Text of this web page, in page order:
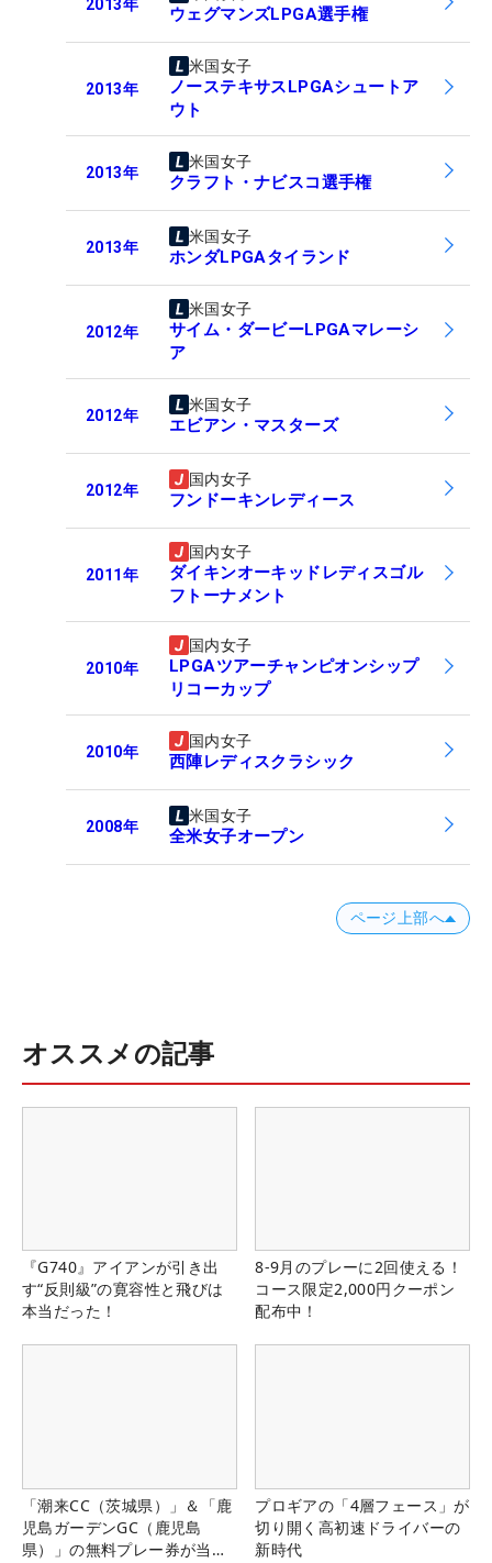
2013年 ウェグマンズLPGA選手権
2013年
米国女子
ノーステキサスLPGAシュートア
ウト
2013年
米国女子
クラフト・ナビスコ選手権
2013年
米国女子
ホンダLPGAタイランド
2012年
米国女子
サイム・ダービーLPGAマレーシ
ア
2012年
米国女子
エビアン・マスターズ
2012年
国内女子
フンドーキンレディース
2011年
国内女子
ダイキンオーキッドレディスゴル
フトーナメント
2010年
国内女子
LPGAツアーチャンピオンシップ
リコーカップ
2010年
国内女子
西陣レディスクラシック
2008年
米国女子
全米女子オープン
ページ上部へ
オススメの記事
『G740』アイアンが引き出
す“反則級”の寛容性と飛びは
本当だった！
8-9月のプレーに2回使える！
コース限定2,000円クーポン
配布中！
「潮来CC（茨城県）」＆「鹿
児島ガーデンGC（鹿児島
県）」の無料プレー券が当た
プロギアの「4層フェース」が
切り開く高初速ドライバーの
新時代